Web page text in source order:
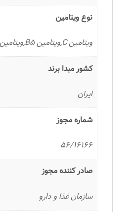
نوع ویتامین
ویتامین C,ویتامین B5,ویتامین E
کشور مبدا برند
ایران
شماره مجوز
56/16166
صادر کننده مجوز
سازمان غذا و دارو